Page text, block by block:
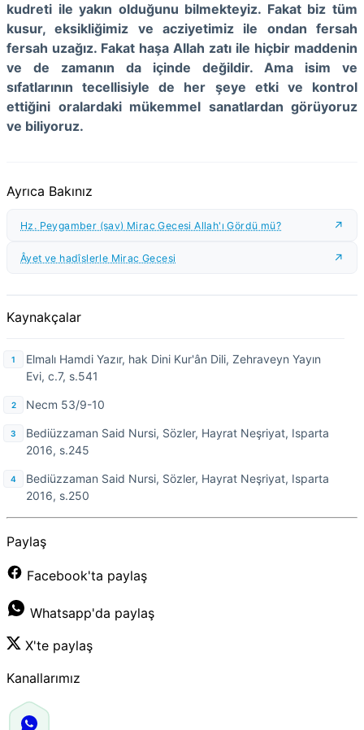
kudreti ile yakın olduğunu bilmekteyiz. Fakat biz tüm
kusur, eksikliğimiz ve acziyetimiz ile ondan fersah
fersah uzağız. Fakat haşa Allah zatı ile hiçbir maddenin
ve de zamanın da içinde değildir. Ama isim ve
sıfatlarının tecellisiyle de her şeye etki ve kontrol
ettiğini oralardaki mükemmel sanatlardan görüyoruz
ve biliyoruz.
Ayrıca Bakınız
Hz. Peygamber (sav) Mirac Gecesi Allah'ı Gördü mü?
Âyet ve hadîslerle Mirac Gecesi
Kaynakçalar
Elmalı Hamdi Yazır, hak Dini Kur'ân Dili, Zehraveyn Yayın
Evi, c.7, s.541
Necm 53/9-10
Bediüzzaman Said Nursi, Sözler, Hayrat Neşriyat, Isparta
2016, s.245
Bediüzzaman Said Nursi, Sözler, Hayrat Neşriyat, Isparta
2016, s.250
Paylaş
Facebook'ta paylaş
Whatsapp'da paylaş
X'te paylaş
Kanallarımız